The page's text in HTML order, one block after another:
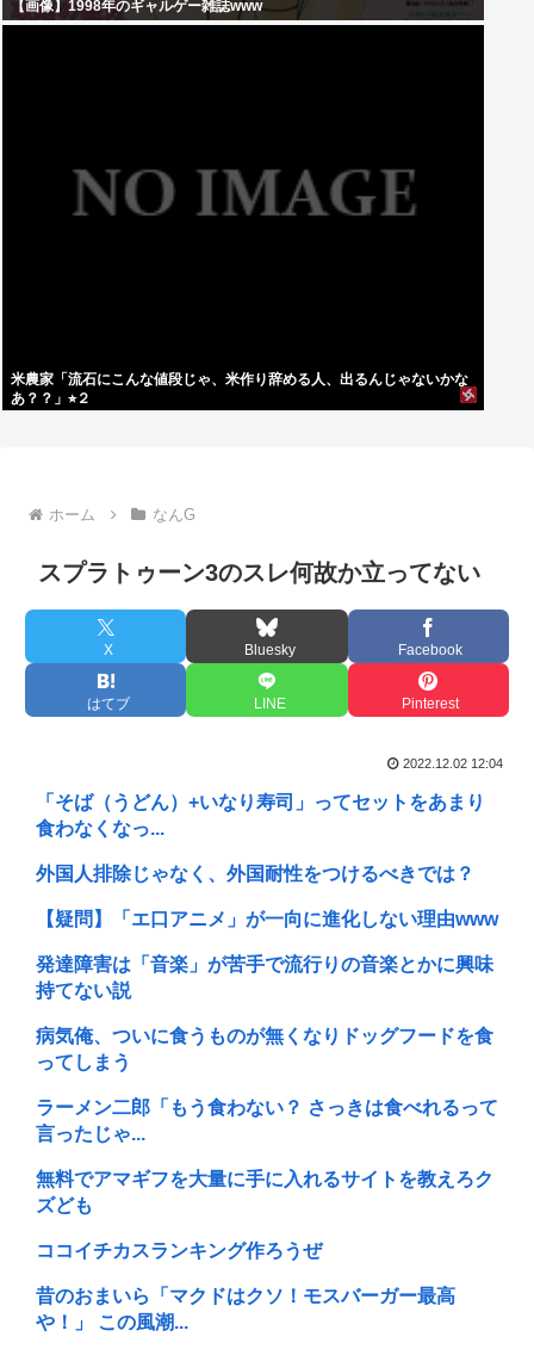
【画像】1998年のギャルゲー雑誌www
米農家「流石にこんな値段じゃ、米作り辞める人、出るんじゃないかな
あ？？」⭐︎２
ホーム なんG
スプラトゥーン3のスレ何故か立ってない
X Bluesky Facebook
はてブ LINE Pinterest
2022.12.02 12:04
「そば（うどん）+いなり寿司」ってセットをあまり
食わなくなっ...
外国人排除じゃなく、外国耐性をつけるべきでは？
【疑問】「エ口アニメ」が一向に進化しない理由www
発達障害は「音楽」が苦手で流行りの音楽とかに興味
持てない説
病気俺、ついに食うものが無くなりドッグフードを食
ってしまう
ラーメン二郎「もう食わない？ さっきは食べれるって
言ったじゃ...
無料でアマギフを大量に手に入れるサイトを教えろク
ズども
ココイチカスランキング作ろうぜ
昔のおまいら「マクドはクソ！モスバーガー最高
や！」 この風潮...